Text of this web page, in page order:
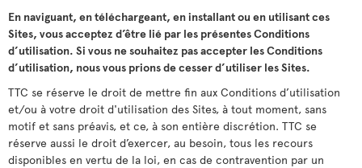
En naviguant, en téléchargeant, en installant ou en utilisant ces
Sites, vous acceptez d’être lié par les présentes Conditions
d’utilisation. Si vous ne souhaitez pas accepter les Conditions
d’utilisation, nous vous prions de cesser d’utiliser les Sites.
TTC se réserve le droit de mettre fin aux Conditions d’utilisation
et/ou à votre droit d'utilisation des Sites, à tout moment, sans
motif et sans préavis, et ce, à son entière discrétion. TTC se
réserve aussi le droit d’exercer, au besoin, tous les recours
disponibles en vertu de la loi, en cas de contravention par un